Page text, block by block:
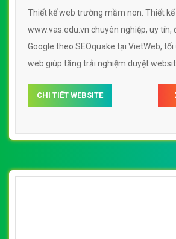
Thiết kế web trường mầm non. Thiết
www.vas.edu.vn chuyên nghiệp, uy tín,
Google theo SEOquake tại VietWeb,
web giúp tăng trải nghiệm duyệt
CHI TIẾT WEBSITE